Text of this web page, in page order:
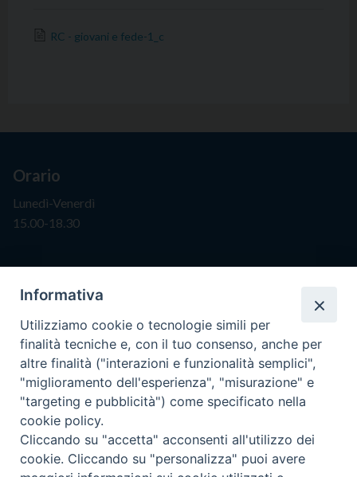
RC - giovani e fede-1_c
Istituto Superiore di Scienze Religiose
"Mons. Vincenzo Zoccali"
Via Pio XI, 236 - 89133 Reggio Calabria
Tel. 0965593575
Fax 0965597484
Orario
Lunedì-Venerdì
15.00-18.30
Informativa
Utilizziamo cookie o tecnologie simili per
finalità tecniche e, con il tuo consenso, anche per
altre finalità ("interazioni e funzionalità semplici",
"miglioramento dell'esperienza", "misurazione" e
"targeting e pubblicità") come specificato nella
cookie policy.
Cliccando su "accetta" acconsenti all'utilizzo dei
cookie. Cliccando su "personalizza" puoi avere